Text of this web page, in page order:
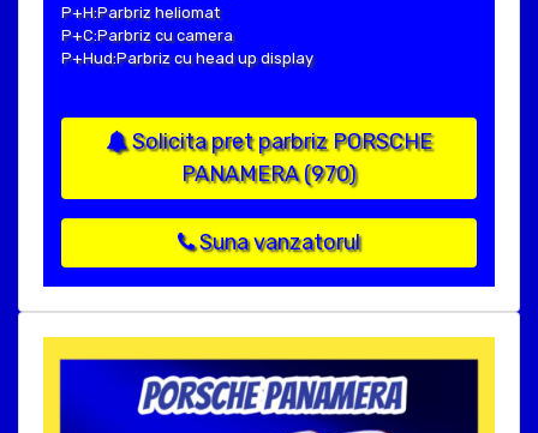
P+H:Parbriz heliomat
P+C:Parbriz cu camera
P+Hud:Parbriz cu head up display
Solicita pret parbriz PORSCHE
PANAMERA (970)
Suna vanzatorul